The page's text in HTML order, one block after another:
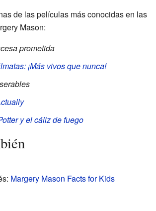
de las películas más conocidas en las
Mason:
prometida
¡Más vivos que nunca!
y el cáliz de fuego
Margery Mason Facts for Kids